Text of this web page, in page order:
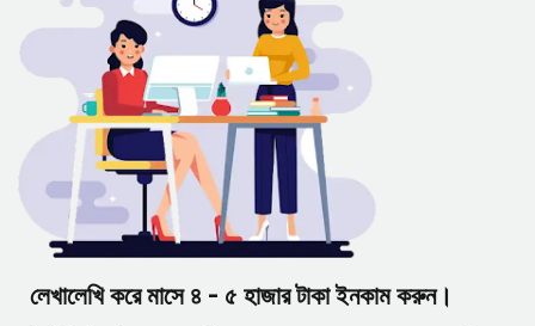
লেখালেখি করে মাসে ৪ - ৫ হাজার টাকা ইনকাম করুন।